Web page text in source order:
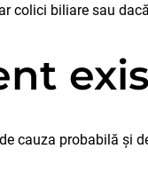
colici biliare sau
cauza probabilă și